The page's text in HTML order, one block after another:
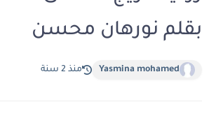
بقلم نورهان محسن
Yasmina mohamed منذ 2 سنة